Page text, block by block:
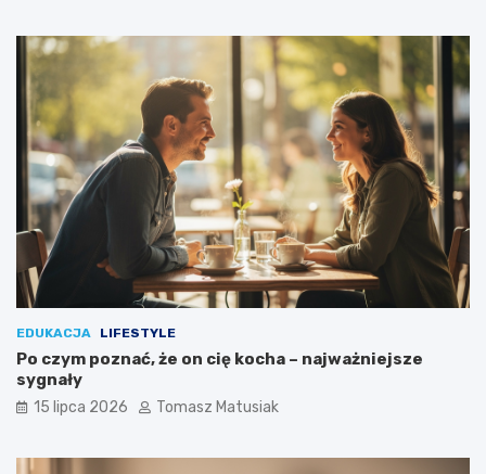
EDUKACJA LIFESTYLE
Po czym poznać, że on cię kocha – najważniejsze
sygnały
15 lipca 2026 Tomasz Matusiak